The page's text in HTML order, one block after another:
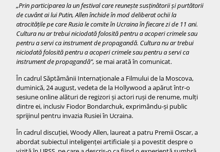
„Prin participarea la un festival care reuneşte susţinătorii şi purtătorii
de cuvânt ai lui Putin, Allen închide în mod deliberat ochii la
atrocităţile pe care Rusia le comite în Ucraina în fiecare zi de 11 ani.
Cultura nu ar trebui niciodată folosită pentru a acoperi crimele sau
pentru a servi ca instrument de propagandă. Cultura nu ar trebui
niciodată folosită pentru a acoperi crimele sau pentru a servi ca
instrument de propagandă”, se mai arată în comunicat.
În cadrul Săptămânii Internaționale a Filmului de la Moscova,
duminică, 24 august, vedeta de la Hollywood a apărut într-o
sesiune online alături de regizori și actori ruși de renume, mulți
dintre ei, inclusiv Fiodor Bondarchuk, exprimându-și public
sprijinul pentru invazia Rusiei în Ucraina.
În cadrul discuției, Woody Allen, laureat a patru Premii Oscar, a
abordat subiectul inteligenței artificiale și a povestit despre o